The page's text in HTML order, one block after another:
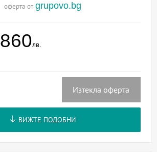
оферта от grupovo.bg
860лв.
Изтекла оферта
ВИЖТЕ ПОДОБНИ